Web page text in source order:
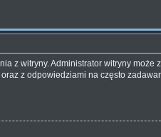
z witryny. Administrator witryny może
z odpowiedziami na często